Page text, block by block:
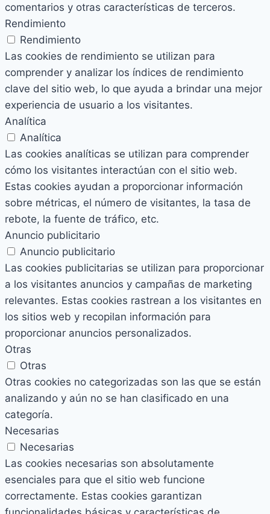
comentarios y otras características de terceros.
Rendimiento
Rendimiento
Las cookies de rendimiento se utilizan para
comprender y analizar los índices de rendimiento
clave del sitio web, lo que ayuda a brindar una mejor
experiencia de usuario a los visitantes.
Analítica
Analítica
Las cookies analíticas se utilizan para comprender
cómo los visitantes interactúan con el sitio web.
Estas cookies ayudan a proporcionar información
sobre métricas, el número de visitantes, la tasa de
rebote, la fuente de tráfico, etc.
Anuncio publicitario
Anuncio publicitario
Las cookies publicitarias se utilizan para proporcionar
a los visitantes anuncios y campañas de marketing
relevantes. Estas cookies rastrean a los visitantes en
los sitios web y recopilan información para
proporcionar anuncios personalizados.
Otras
Otras
Otras cookies no categorizadas son las que se están
analizando y aún no se han clasificado en una
categoría.
Necesarias
Necesarias
Las cookies necesarias son absolutamente
esenciales para que el sitio web funcione
correctamente. Estas cookies garantizan